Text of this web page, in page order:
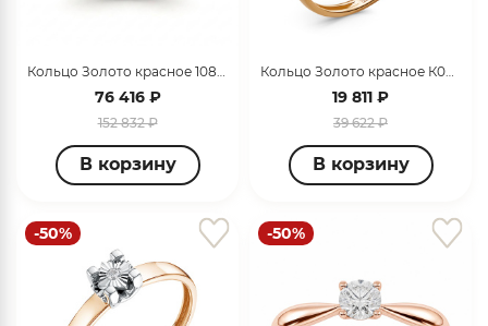
Кольцо Золото красное 10825-0100-6027
76 416 ₽
152 832 ₽
В корзину
Кольцо Золото красное К0632-120
19 811 ₽
39 622 ₽
В корзину
-50% -50%
25
раз в 2
недели
8 800 302-02-51